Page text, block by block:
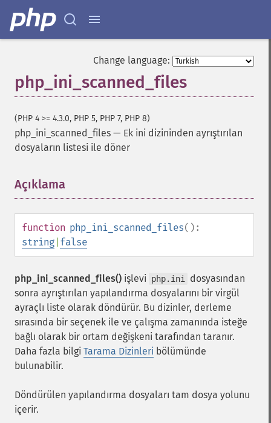
Change language:
php_ini_scanned_files
(PHP 4 >= 4.3.0, PHP 5, PHP 7, PHP 8)
php_ini_scanned_files — Ek ini dizininden ayrıştırılan
dosyaların listesi ile döner
Açıklama
function php_ini_scanned_files():
string false
php_ini_scanned_files() işlevi php.ini
dosyasından
sonra ayrıştırılan yapılandırma dosyalarını bir virgül
ayraçlı liste olarak döndürür. Bu dizinler, derleme
sırasında bir seçenek ile ve çalışma zamanında isteğe
bağlı olarak bir ortam değişkeni tarafından taranır.
Daha fazla bilgi Tarama Dizinleri bölümünde
bulunabilir.
Döndürülen yapılandırma dosyaları tam dosya yolunu
içerir.